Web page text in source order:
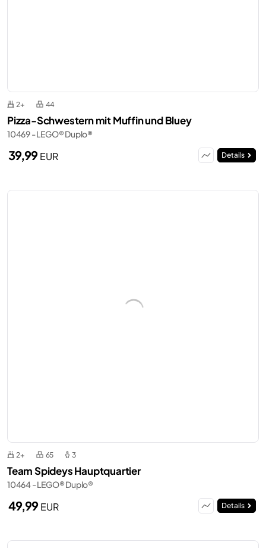
2+ 44
Pizza-Schwestern mit Muffin und Bluey
10469 - LEGO® Duplo®
39,99EUR Details
2+ 65 3
Team Spideys Hauptquartier
10464 - LEGO® Duplo®
49,99EUR Details